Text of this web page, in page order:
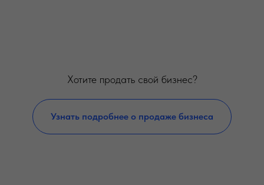
Хотите продать свой бизнес?
Узнать подробнее о продаже бизнеса